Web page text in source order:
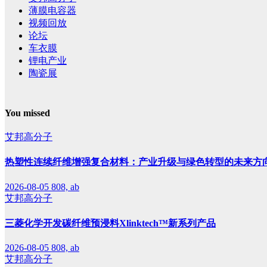
薄膜电容器
视频回放
论坛
车衣膜
锂电产业
陶瓷展
You missed
艾邦高分子
热塑性连续纤维增强复合材料：产业升级与绿色转型的未来方
2026-08-05 808, ab
艾邦高分子
三菱化学开发碳纤维预浸料Xlinktech™新系列产品
2026-08-05 808, ab
艾邦高分子